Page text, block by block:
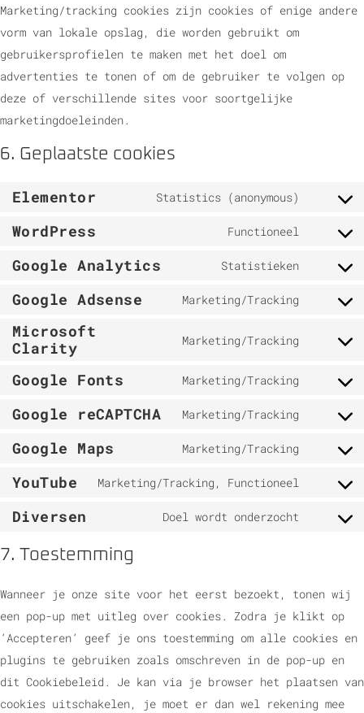
Marketing/tracking cookies zijn cookies of enige andere
vorm van lokale opslag, die worden gebruikt om
gebruikersprofielen te maken met het doel om
advertenties te tonen of om de gebruiker te volgen op
deze of verschillende sites voor soortgelijke
marketingdoeleinden.
6. Geplaatste cookies
Elementor Statistics (anonymous)
WordPress Functioneel
Google Analytics Statistieken
Google Adsense Marketing/Tracking
Microsoft
Clarity
Marketing/Tracking
Google Fonts Marketing/Tracking
Google reCAPTCHA Marketing/Tracking
Google Maps Marketing/Tracking
YouTube Marketing/Tracking, Functioneel
Diversen Doel wordt onderzocht
7. Toestemming
Wanneer je onze site voor het eerst bezoekt, tonen wij
een pop-up met uitleg over cookies. Zodra je klikt op
‘Accepteren’ geef je ons toestemming om alle cookies en
plugins te gebruiken zoals omschreven in de pop-up en
dit Cookiebeleid. Je kan via je browser het plaatsen van
cookies uitschakelen, je moet er dan wel rekening mee